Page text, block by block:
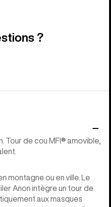
?
Tour de cou MFI® amovible,
montagne ou en ville. Le
Anon intègre un tour de
aux masques